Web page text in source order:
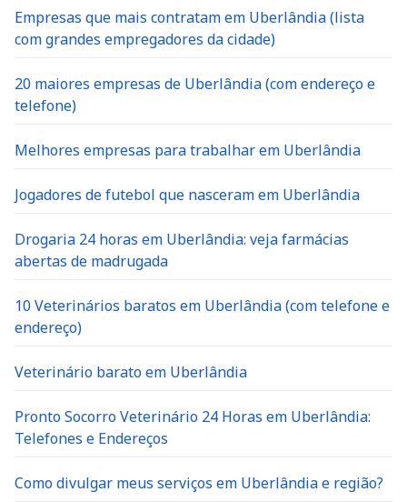
Empresas que mais contratam em Uberlândia (lista
com grandes empregadores da cidade)
20 maiores empresas de Uberlândia (com endereço e
telefone)
Melhores empresas para trabalhar em Uberlândia
Jogadores de futebol que nasceram em Uberlândia
Drogaria 24 horas em Uberlândia: veja farmácias
abertas de madrugada
10 Veterinários baratos em Uberlândia (com telefone e
endereço)
Veterinário barato em Uberlândia
Pronto Socorro Veterinário 24 Horas em Uberlândia:
Telefones e Endereços
Como divulgar meus serviços em Uberlândia e região?